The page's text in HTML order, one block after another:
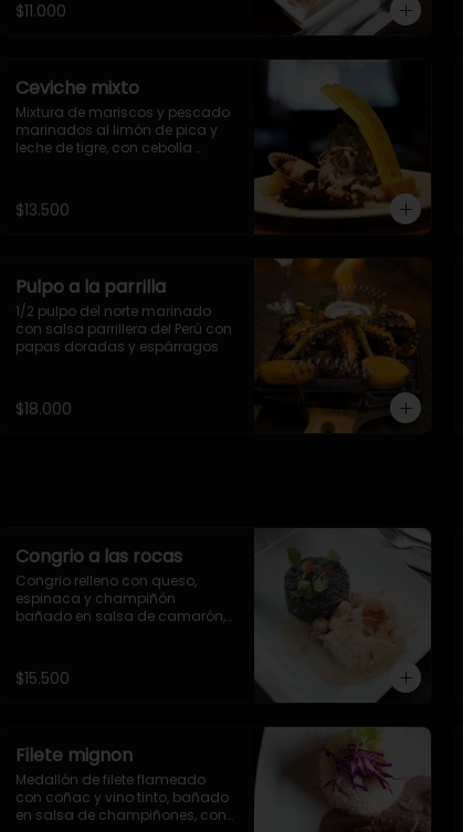
$11.000
Ceviche mixto
Mixtura de mariscos y pescado
marinados al limón de pica y
leche de tigre, con cebolla
$13.500
Pulpo a la parrilla
1/2 pulpo del norte marinado
con salsa parrillera del Perú con
papas doradas y espárragos
$18.000
Congrio a las rocas
Congrio relleno con queso,
espinaca y champiñón
bañado en salsa de camarón,
tinta de calamar
$15.500
Filete mignon
Medallón de filete flameado
con coñac y vino tinto, bañado
en salsa de champiñones, con